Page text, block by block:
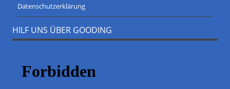
Datenschutzerklärung
HILF UNS ÜBER GOODING